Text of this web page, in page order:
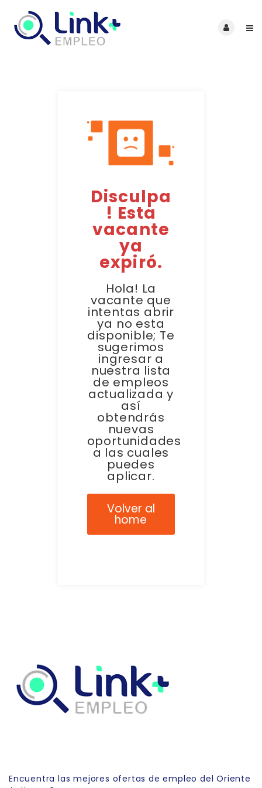
Disculpa
! Esta
vacante
ya
expiró.
Hola! La
vacante que
intentas abrir
ya no esta
disponible; Te
sugerimos
ingresar a
nuestra lista
de empleos
actualizada y
así
obtendrás
nuevas
oportunidades
a las cuales
puedes
aplicar.
Volver al
home
Encuentra las mejores ofertas de empleo del Oriente